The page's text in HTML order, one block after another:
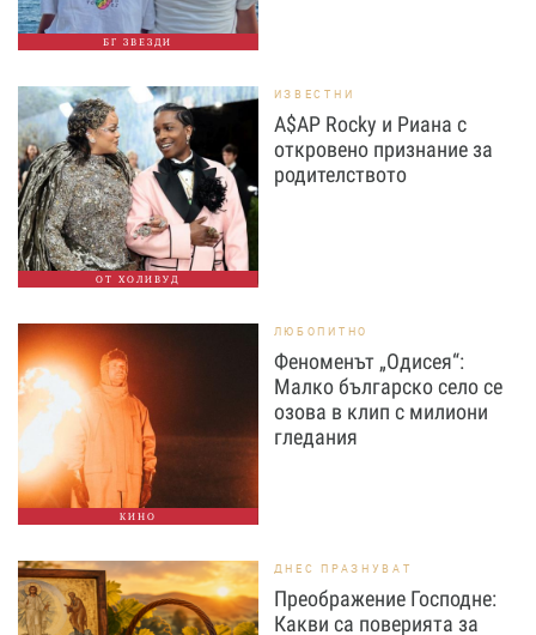
БГ ЗВЕЗДИ
ОТ ХОЛИВУД
ИЗВЕСТНИ
A$AP Rocky и Риана с
откровено признание за
родителството
КИНО
ЛЮБОПИТНО
Феноменът „Одисея“:
Малко българско село се
озова в клип с милиони
гледания
ДНЕС ПРАЗНУВАТ
Преображение Господне:
Какви са поверията за